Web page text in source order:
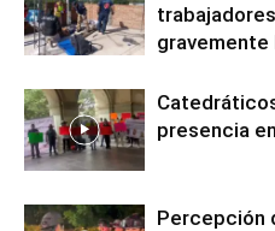
gravemente
presencia
Percepción